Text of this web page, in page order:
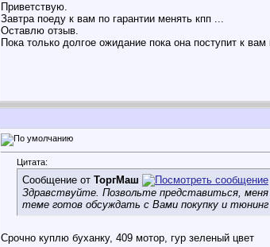
Приветствую.
Завтра поеду к вам по гарантии менять кпп ...
Оставлю отзыв.
Пока только долгое ожидание пока она поступит к
Цитата:
Сообщение от ТоргМаш
Здравствуйте. Позвольте представиться,
теме готов обсуждать с Вами покупку и
Срочно куплю буханку, 409 мотор, гур зеленый цвет